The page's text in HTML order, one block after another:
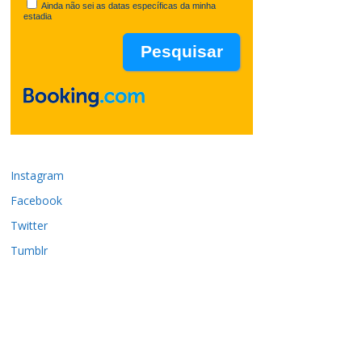
Ainda não sei as datas específicas da minha
estadia
Instagram
Facebook
Twitter
Tumblr